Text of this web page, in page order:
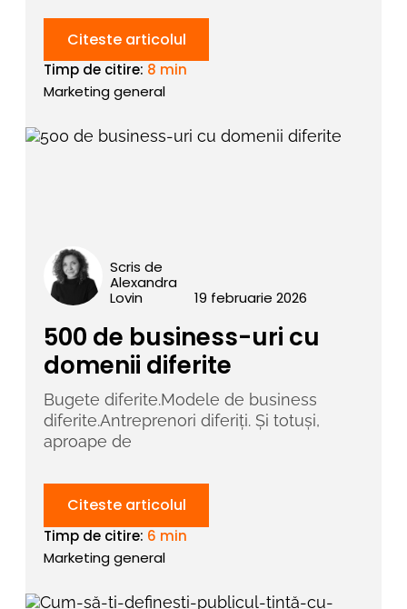
Citeste articolul
Timp de citire: 8 min
Marketing general
Scris de
Alexandra
Lovin
19 februarie 2026
500 de business-uri cu
domenii diferite
Bugete diferite.Modele de business
diferite.Antreprenori diferiți. Și totuși,
aproape de
Citeste articolul
Timp de citire: 6 min
Marketing general